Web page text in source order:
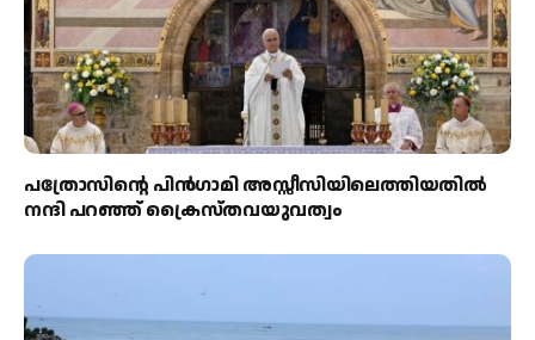
പത്രോസിന്റെ പിൻഗാമി അസ്സീസിയിലെത്തിയതിൽ
നന്ദി പറഞ്ഞ് ക്രൈസ്തവയുവത്വം